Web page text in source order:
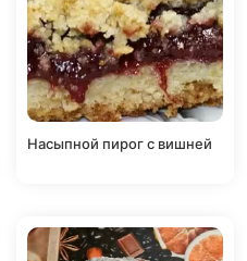
Насыпной пирог с вишней